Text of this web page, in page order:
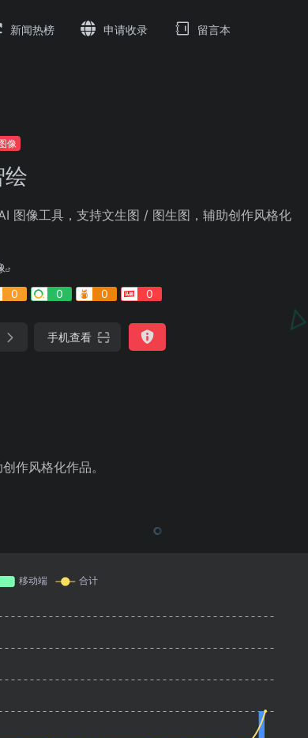
新闻热榜 申请收录 留言本
像
图像工具，支持文生图 / 图生图，辅助创作风格化
0 0 0 0
手机查看
作风格化作品。